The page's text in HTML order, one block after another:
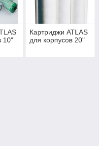
10"
Картриджи ATLAS
для корпусов 20"